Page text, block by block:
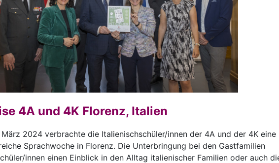
4A und 4K Florenz, Italien
März 2024 verbrachte die Italienischschüler/innen der 4A und der 4K eine
Sprachwoche in Florenz. Die Unterbringung bei den Gastfamilien
innen einen Einblick in den Alltag italienischer Familien oder auch